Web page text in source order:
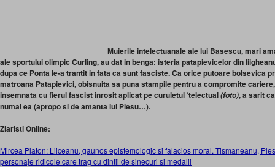
Muierile intelectuanale ale lui Basescu, mari
ale sportului olimpic Curling, au dat in benga: isteria patapievicelor din
dupa ce Ponta le-a trantit in fata ca sunt fasciste. Ca orice putoare bolsevica
matroana Patapievici, obisnuita sa puna stampile pentru a compromite
insemnata cu fierul fascist inrosit aplicat pe curuletul ‘telectual(foto), a sarit
numai ea (apropo si de amanta lui Plesu…).
Ziaristi Online:
Mircea Platon: Liiceanu, gaunos epistemologic si falacios moral. Tismaneanu,
personaje ridicole care trag cu dintii de sinecuri si medalii